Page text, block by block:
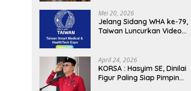
SMSI Sukseskan Jaga
Desa dan Jaga Dapur
MBG, Perkuat Pengawasan
Mei 20, 2026
Jelang Sidang WHA ke-79,
Taiwan Luncurkan Video
Inovasi Kesehatan Global
April 24, 2026
KORSA : Hasyim SE, Dinilai
Figur Paling Siap Pimpin